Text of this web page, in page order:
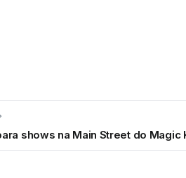
shows na Main Street do Magic